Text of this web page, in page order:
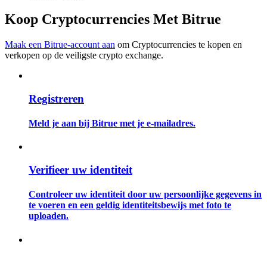
Big data-analyse inclusief handelsinformatie, enz.
Futures-startgids
Koop Cryptocurrencies Met Bitrue
Maak een Bitrue-account aan om Cryptocurrencies te kopen en
verkopen op de veiligste crypto exchange.
Registreren
Meld je aan bij Bitrue met je e-mailadres.
Verifieer uw identiteit
Controleer uw identiteit door uw persoonlijke gegevens in
te voeren en een geldig identiteitsbewijs met foto te
uploaden.